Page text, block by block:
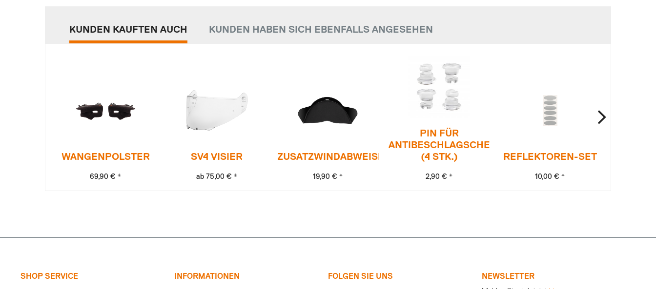
KUNDEN KAUFTEN AUCH KUNDEN HABEN SICH EBENFALLS ANGESEHEN
WANGENPOLSTER
69,90 € *
SV4 VISIER
ab 75,00 € *
ZUSATZWINDABWEISER
19,90 € *
PIN FÜR
ANTIBESCHLAGSCHEIBE
(4 STK.)
2,90 € *
REFLEKTOREN-SET
10,00 € *
SHOP SERVICE INFORMATIONEN FOLGEN SIE UNS NEWSLETTER